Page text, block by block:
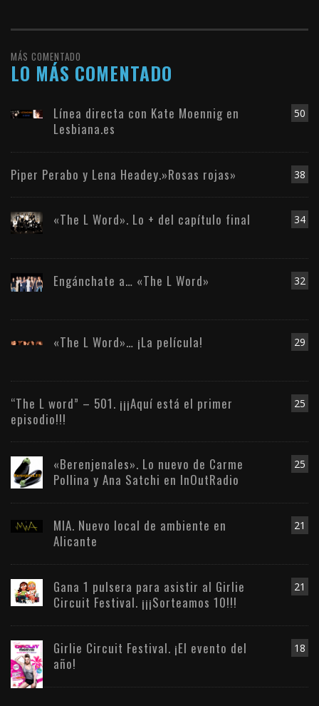
MÁS COMENTADO
LO MÁS COMENTADO
50
Línea directa con Kate Moennig en
Lesbiana.es
38
Piper Perabo y Lena Headey.»Rosas rojas»
34
«The L Word». Lo + del capítulo final
32
Engánchate a… «The L Word»
29
«The L Word»… ¡La película!
25
“The L word” – 501. ¡¡¡Aquí está el primer
episodio!!!
25
«Berenjenales». Lo nuevo de Carme
Pollina y Ana Satchi en InOutRadio
21
MIA. Nuevo local de ambiente en
Alicante
21
Gana 1 pulsera para asistir al Girlie
Circuit Festival. ¡¡¡Sorteamos 10!!!
18
Girlie Circuit Festival. ¡El evento del
año!